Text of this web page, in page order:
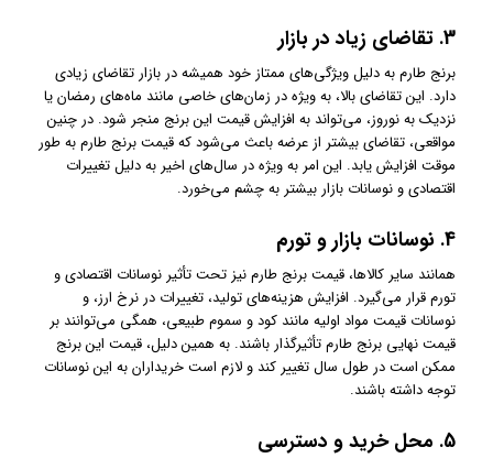
3. تقاضای زیاد در بازار
برنج طارم به دلیل ویژگی‌های ممتاز خود همیشه در بازار تقاضای زیادی
دارد. این تقاضای بالا، به ویژه در زمان‌های خاصی مانند ماه‌های رمضان یا
نزدیک به نوروز، می‌تواند به افزایش قیمت این برنج منجر شود. در چنین
مواقعی، تقاضای بیشتر از عرضه باعث می‌شود که قیمت برنج طارم به طور
موقت افزایش یابد. این امر به ویژه در سال‌های اخیر به دلیل تغییرات
اقتصادی و نوسانات بازار بیشتر به چشم می‌خورد.
4. نوسانات بازار و تورم
همانند سایر کالاها، قیمت برنج طارم نیز تحت تأثیر نوسانات اقتصادی و
تورم قرار می‌گیرد. افزایش هزینه‌های تولید، تغییرات در نرخ ارز، و
نوسانات قیمت مواد اولیه مانند کود و سموم طبیعی، همگی می‌توانند بر
قیمت نهایی برنج طارم تأثیرگذار باشند. به همین دلیل، قیمت این برنج
ممکن است در طول سال تغییر کند و لازم است خریداران به این نوسانات
توجه داشته باشند.
5. محل خرید و دسترسی